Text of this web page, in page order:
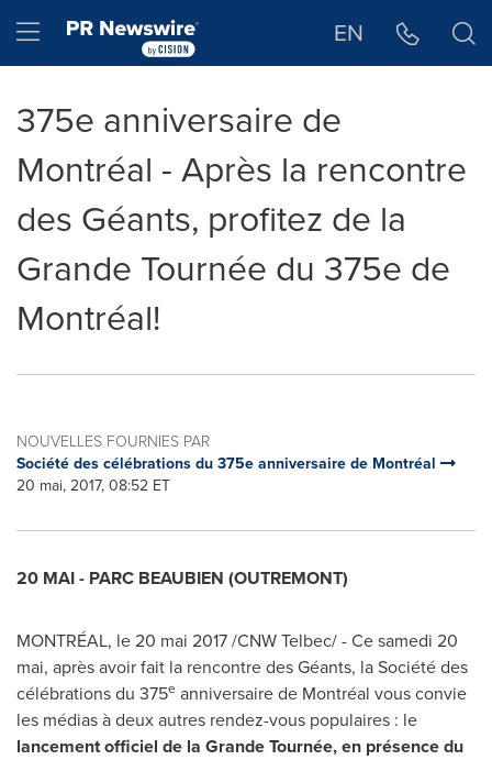
Hamburger menu EN
375e anniversaire de
Montréal - Après la rencontre
des Géants, profitez de la
Grande Tournée du 375e de
Montréal!
NOUVELLES FOURNIES PAR
Société des célébrations du 375e anniversaire de Montréal
20 mai, 2017, 08:52 ET
20 MAI - PARC BEAUBIEN (OUTREMONT)
MONTRÉAL, le 20 mai 2017 /CNW Telbec/ - Ce samedi 20
mai, après avoir fait la rencontre des Géants, la Société des
célébrations du 375e anniversaire de Montréal vous convie
les médias à deux autres rendez-vous populaires : le
lancement officiel de la Grande Tournée, en présence du